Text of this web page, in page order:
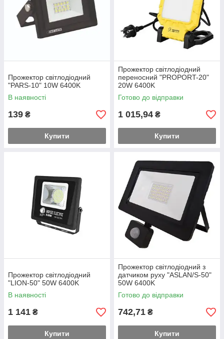
Прожектор світлодіодний
"PARS-10" 10W 6400K
В наявності
139 ₴
Купити
Прожектор світлодіодний
переносний "PROPORT-20"
20W 6400K
Готово до відправки
1 015,94 ₴
Купити
Прожектор світлодіодний
"LION-50" 50W 6400K
В наявності
1 141 ₴
Купити
Прожектор світлодіодний з
датчиком руху "ASLAN/S-50"
50W 6400K
Готово до відправки
742,71 ₴
Купити